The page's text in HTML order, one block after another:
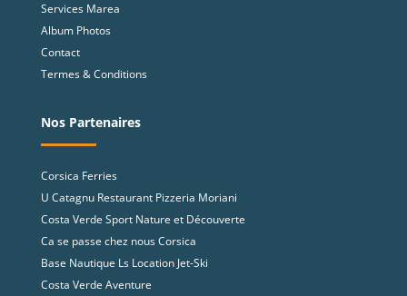
Services Marea
Album Photos
Contact
Termes & Conditions
Nos Partenaires
Corsica Ferries
U Catagnu Restaurant Pizzeria Moriani
Costa Verde Sport Nature et Découverte
Ca se passe chez nous Corsica
Base Nautique Ls Location Jet-Ski
Costa Verde Aventure